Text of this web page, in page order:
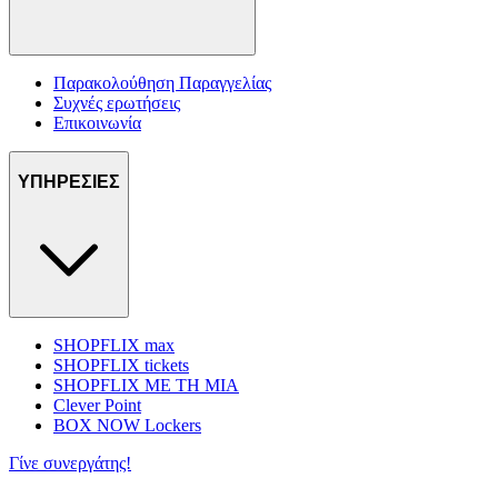
Παρακολούθηση Παραγγελίας
Συχνές ερωτήσεις
Επικοινωνία
ΥΠΗΡΕΣΙΕΣ
SHOPFLIX max
SHOPFLIX tickets
SHOPFLIX ΜΕ ΤΗ ΜΙΑ
Clever Point
BOX NOW Lockers
Γίνε συνεργάτης!